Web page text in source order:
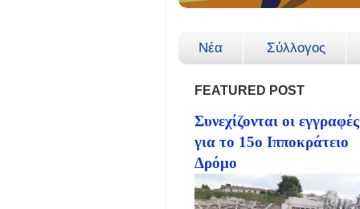
Νέα Σύλλογος
FEATURED POST
Συνεχίζονται οι εγγραφές
για το 15ο Ιπποκράτειο
Δρόμο